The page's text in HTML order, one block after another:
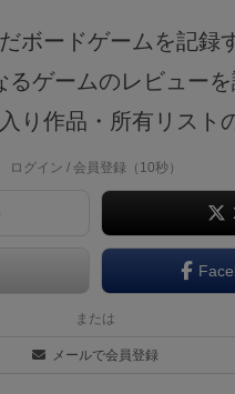
世
テ
/ ごいたカード / 奥能登伝承娯楽 ごい
30分前後
30分前後
ヤ辞典（Korehaya Jiten）
ボードゲームを記録
るゲームのレビュー
り作品・所有リスト
ログイン / 会員登録（10秒）
または
メールで会員登録